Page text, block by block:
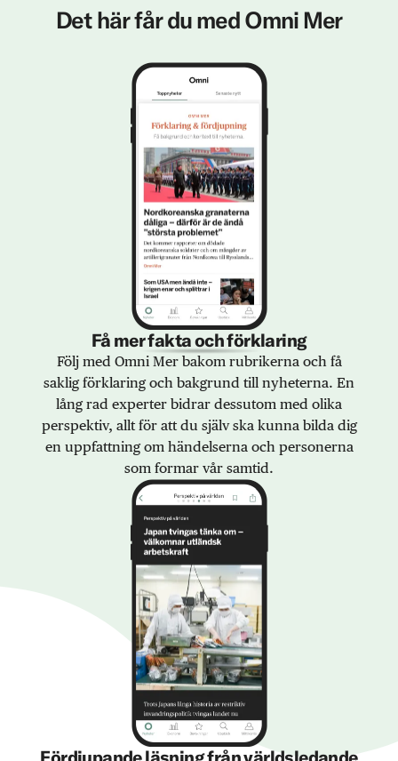
Det här får du med Omni Mer
Få mer fakta och förklaring
Följ med Omni Mer bakom rubrikerna och få
saklig förklaring och bakgrund till nyheterna. En
lång rad experter bidrar dessutom med olika
perspektiv, allt för att du själv ska kunna bilda dig
en uppfattning om händelserna och personerna
som formar vår samtid.